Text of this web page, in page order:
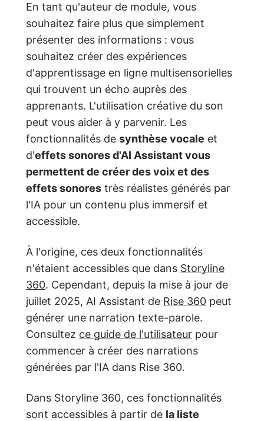
En tant qu'auteur de module, vous
souhaitez faire plus que simplement
présenter des informations : vous
souhaitez créer des expériences
d'apprentissage en ligne multisensorielles
qui trouvent un écho auprès des
apprenants. L'utilisation créative du son
peut vous aider à y parvenir. Les
fonctionnalités de synthèse vocale et
d'effets sonores d'AI Assistant vous
permettent de créer des voix et des
effets sonores très réalistes générés par
l'IA pour un contenu plus immersif et
accessible.
À l'origine, ces deux fonctionnalités
n'étaient accessibles que dans Storyline
360. Cependant, depuis la mise à jour de
juillet 2025, AI Assistant de Rise 360 peut
générer une narration texte-parole.
Consultez ce guide de l'utilisateur pour
commencer à créer des narrations
générées par l'IA dans Rise 360.
Dans Storyline 360, ces fonctionnalités
sont accessibles à partir de la liste